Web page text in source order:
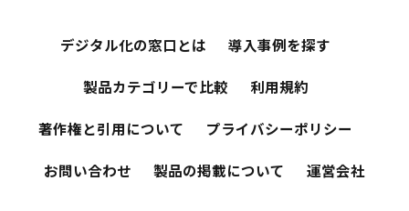
デジタル化の窓口とは 導入事例を探す
製品カテゴリーで比較 利用規約
著作権と引用について プライバシーポリシー
お問い合わせ 製品の掲載について 運営会社